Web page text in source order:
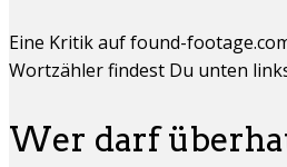
Eine Kritik auf found-
Wortzähler findest Du unten
Wer darf